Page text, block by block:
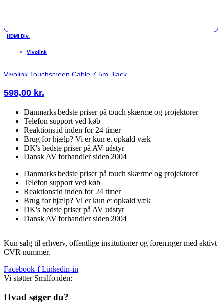
HDMI Div.
Vivolink
Vivolink Touchscreen Cable 7.5m Black
598,00 kr.
Danmarks bedste priser på touch skærme og projektorer
Telefon support ved køb
Reaktionstid inden for 24 timer
Brug for hjælp? Vi er kun et opkald væk
DK's bedste priser på AV udstyr
Dansk AV forhandler siden 2004
Danmarks bedste priser på touch skærme og projektorer
Telefon support ved køb
Reaktionstid inden for 24 timer
Brug for hjælp? Vi er kun et opkald væk
DK's bedste priser på AV udstyr
Dansk AV forhandler siden 2004
Kun salg til erhverv, offentlige institutioner og foreninger med aktivt
CVR nummer.
Facebook-f Linkedin-in
Vi støtter Smilfonden:
Hvad søger du?